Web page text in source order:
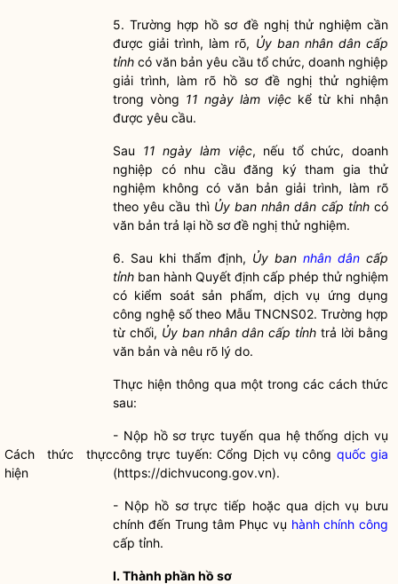
5. Trường hợp hồ sơđề nghị thử nghiệm cần
được giải trình, làm rõ, Ủy ban nhân dân cấp
tỉnhcó văn bản yêu cầu tổ chức, doanh nghiệp
giải trình, làm rõ hồ sơđề nghị thử nghiệm
trong vòng 11 ngày làm việc kể từ khi nhận
được yêu cầu.
Sau 11 ngày làm việc, nếu tổ chức, doanh
nghiệp có nhu cầu đăng ký tham gia thử
nghiệm không có văn bản giải trình, làm rõ
theo yêu cầu thì Ủy ban nhân dân cấp tỉnhcó
văn bản trả lại hồ sơđề nghị thử nghiệm.
6. Sau khi thẩm định, Ủy ban nhân dân cấp
tỉnh ban hành Quyết định cấp phép thử nghiệm
có kiểm soát sản phẩm, dịch vụ ứng dụng
công nghệ số theo Mẫu TNCNS02. Trường hợp
từ chối, Ủy ban nhân dân cấp tỉnh trả lời bằng
văn bản và nêu rõ lý do.
Cách thức thực
hiện
Thực hiện thông qua một trong các cách thức
sau:
- Nộp hồ sơtrực tuyến qua hệ thống dịch vụ
công trực tuyến: Cổng Dịch vụ công quốc gia
(https://dichvucong.gov.vn).
- Nộp hồ sơtrực tiếp hoặc qua dịch vụ bưu
chính đến Trung tâm Phục vụ hành chính công
cấp tỉnh.
I. Thành phần hồ sơ